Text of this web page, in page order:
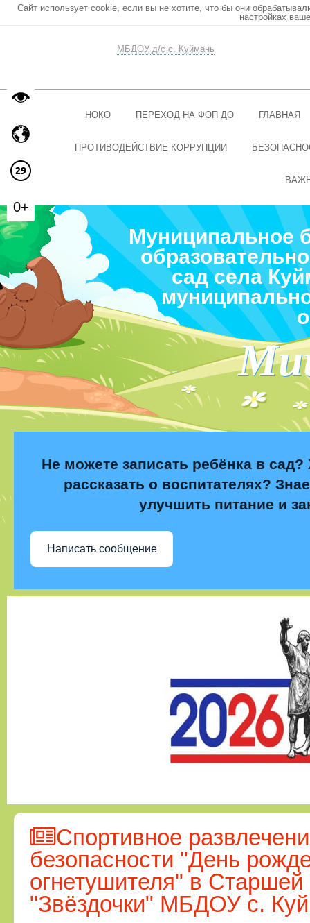
Сайт использует cookie, если вы не хотите, что бы они
настройках
МБДОУ д/с с. Куймань
НОКО ПЕРЕХОД НА ФОП ДО ГЛАВНАЯ
ПРОТИВОДЕЙСТВИЕ КОРРУПЦИИ
Муниципальное
сад села
Не можете записать ребёнка в сад?
рассказать о воспитателях?
улучшить питание и
Написать сообщение
Спортивное
безопасности "День
огнетушителя" в Старшей
"Звёздочки" МБДОУ с.
0+